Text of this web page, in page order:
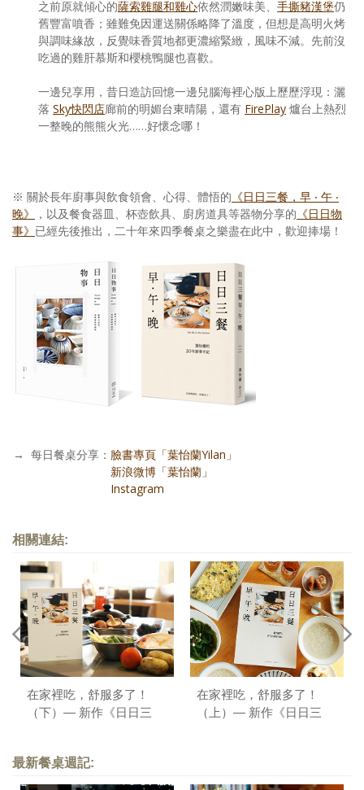
之前原就傾心的薩索雞腿和雞心依然潤嫩味美、 手撕豬漢堡仍
舊豐富噴香；雖難免因運送關係略降了溫度，但想是高明火烤
與調味緣故，反覺味香質地都更濃縮緊緻，風味不減。先前沒
吃過的雞肝慕斯和櫻桃鴨腿也喜歡。
一邊兒享用，昔日造訪回憶一邊兒腦海裡心版上歷歷浮現：灑
落 Sky快閃店廊前的明媚台東晴陽，還有 FirePlay 爐台上熱烈
一整晚的熊熊火光……好懷念哪！
※ 關於長年廚事與飲食領會、心得、體悟的 《日日三餐，早 ‧ 午 ‧
晚》
，以及餐食器皿、杯壺飲具、廚房道具等器物分享的 《日日物
事》 已經先後推出，二十年來四季餐桌之樂盡在此中，歡迎捧場！
→ 每日餐桌分享： 臉書專頁「葉怡蘭Yilan」
新浪微博「葉怡蘭」
Instagram
相關連結:
在家裡吃，舒服多了！
（下）— 新作《日日三
在家裡吃，舒服多了！
（上）— 新作《日日三
最新餐桌週記: